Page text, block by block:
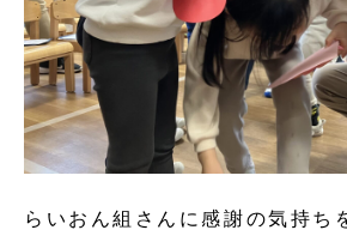
らいおん組さんに感謝の気持ち